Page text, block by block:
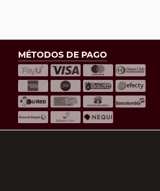
MÉTODOS DE PAGO